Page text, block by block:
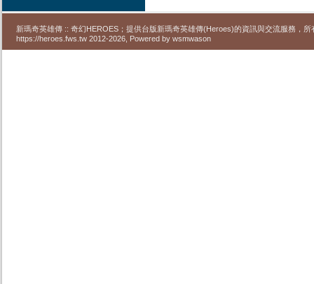
新瑪奇英雄傳 :: 奇幻HEROES；提供台版新瑪奇英雄傳(Heroes)的資訊與交流服務，
https://heroes.fws.tw 2012-2026, Powered by wsmwason